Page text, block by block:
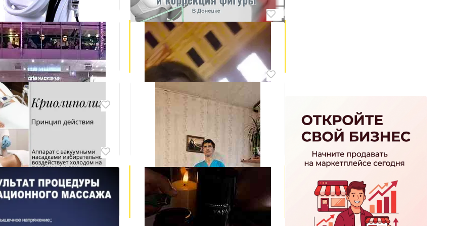
лица
Ворошиловский
₽ 1 000
для коррекции фигуры
Центрально-Городской
Ручной массаж в Донецке
Донецк, Калининский
₽ 1 900